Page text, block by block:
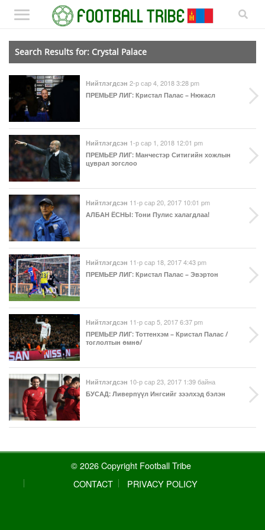
Search Results for: Crystal Palace
Нийтлэгдсэн 2-р сар 4, 2018 3:28 pm
ПРЕМЬЕР ЛИГ: Кристал Палас – Нюкасл
Нийтлэгдсэн 1-р сар 1, 2018 12:01 pm
ПРЕМЬЕР ЛИГ: Манчестэр Ситигийн хожлын
цуврал зогслоо
Нийтлэгдсэн 11-р сар 20, 2017 10:01 pm
АЛБАН ЁСНЫ: Тони Пулис халагдлаа!
Нийтлэгдсэн 11-р сар 18, 2017 4:43 pm
ПРЕМЬЕР ЛИГ: Кристал Палас – Эвэртон
Нийтлэгдсэн 11-р сар 5, 2017 6:37 pm
ПРЕМЬЕР ЛИГ: Тоттенхэм – Кристал Палас /
тоглолтын өмнө/
Нийтлэгдсэн 10-р сар 23, 2017 1:39 байна
БУСАД: Ливерпүүл Ингсийг зээлхэд бэлэн
© 2026 Copyright Football Tribe
CONTACT
PRIVACY POLICY